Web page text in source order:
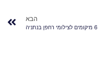
הבא
6 מיקומים לצילומי רחפן בנתניה